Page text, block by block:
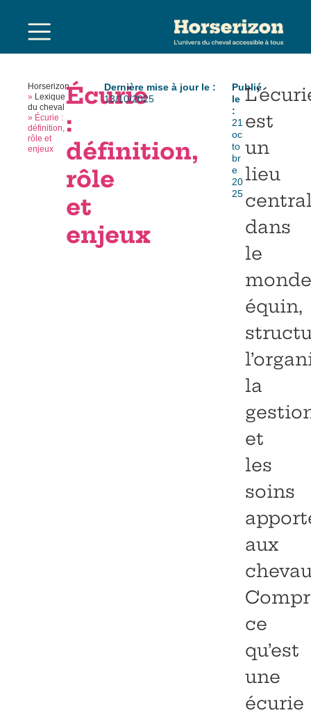
Horserizon
» Lexique
du cheval
» Écurie :
définition,
rôle et
enjeux
Écurie
:
définition,
rôle
et
enjeux
Dernière mise à jour le :
13/10/2025
Publié
le
:
21
oc
to
br
e
20
25
est
un
lieu
dans
le
monde
équin,
la
et
les
soins
aux
ce
qu’est
une
écurie